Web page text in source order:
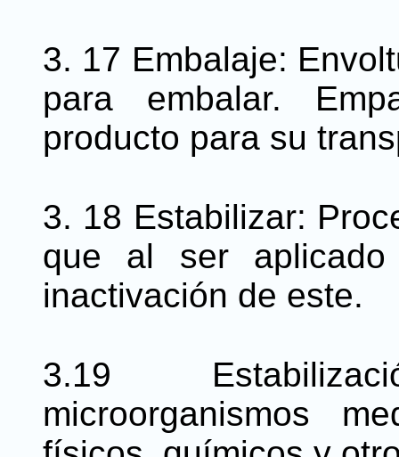
3. 17 Embalaje:
para embalar.
producto para su
3. 18 Estabilizar:
que al ser
inactivación de este.
3.19
microorganismos